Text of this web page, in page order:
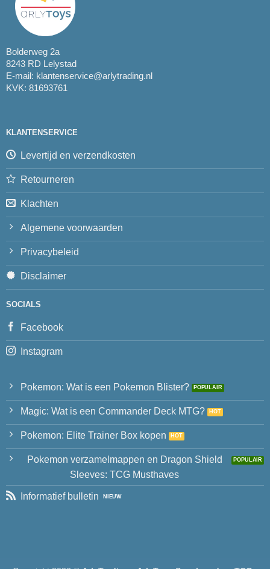
Bolderweg 2a
8243 RD Lelystad
E-mail: klantenservice@arlytrading.nl
KVK: 81693761
KLANTENSERVICE
Levertijd en verzendkosten
Retourneren
Klachten
Algemene voorwaarden
Privacybeleid
Disclaimer
SOCIALS
Facebook
Instagram
Pokemon: Wat is een Pokemon Blister?
Magic: Wat is een Commander Deck MTG?
Pokemon: Elite Trainer Box kopen
Pokemon verzamelmappen en Dragon Shield
Sleeves: TCG Musthaves
Informatief bulletin